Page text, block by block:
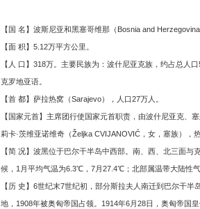
【国 名】波斯尼亚和黑塞哥维那（Bosnia and
【面 积】5.12万平方公里。
【人 口】318万。主要民族为：波什尼亚克族，约占总人
克罗地亚语。
【首 都】萨拉热窝（Sarajevo），人口27万人。
【国家元首】主席团行使国家元首职责，由波什尼亚克
莉卡·茨维亚诺维奇（Željka CVIJANOVIĆ，女，塞族），
【简 况】波黑位于巴尔干半岛中西部。南、西、北三面
候，1月平均气温为6.3℃，7月27.4℃；北部属温带大陆性
【历 史】6世纪末7世纪初，部分斯拉夫人南迁到巴尔干
地，1908年被奥匈帝国占领。1914年6月28日，奥匈帝国